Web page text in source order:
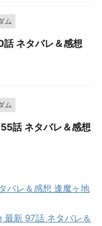
ム
ネタバレ＆感想
ム
話 ネタバレ＆感想
バレ＆感想 逢魔ヶ地
最新 97話 ネタバレ＆